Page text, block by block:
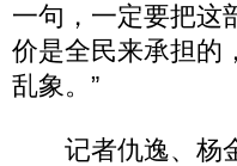
一句，一定要把这
价是全民来承担的
乱象。”
记者仇逸、杨